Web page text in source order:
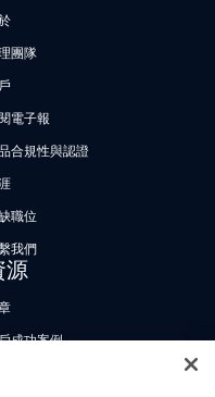
團隊
電子報
合規性與認證
職位
我們
源
成功案例
稿